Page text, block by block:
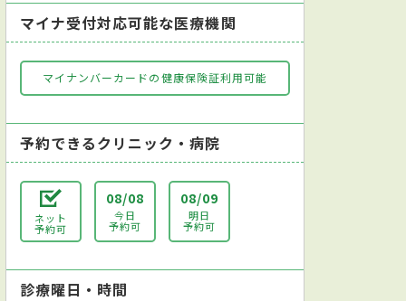
マイナ受付対応可能な医療機関
マイナンバーカードの健康保険証利用可能
予約できるクリニック・病院
ネット
予約可
08/08
今日
予約可
08/09
明日
予約可
診療曜日・時間